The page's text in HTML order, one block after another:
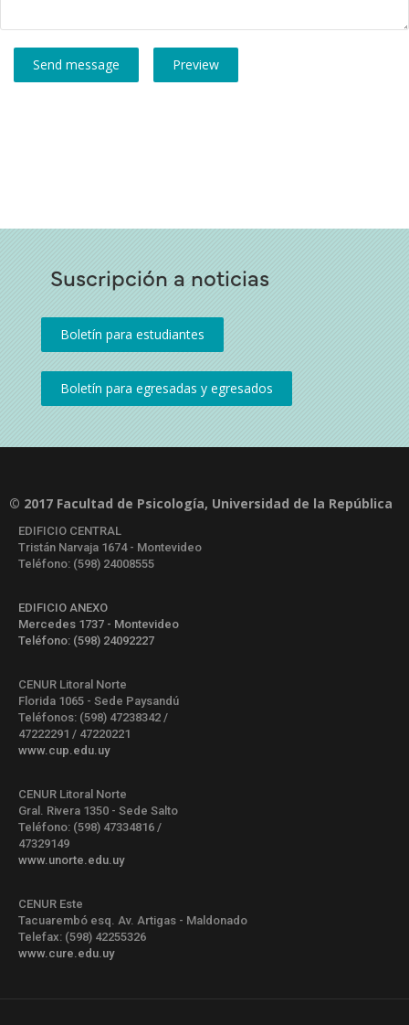
Suscripción a noticias
© 2017 Facultad de Psicología, Universidad de la República
EDIFICIO CENTRAL
Tristán Narvaja 1674 - Montevideo
Teléfono: (598) 24008555
EDIFICIO ANEXO
Mercedes 1737 - Montevideo
Teléfono: (598) 24092227
CENUR Litoral Norte
Florida 1065 - Sede Paysandú
Teléfonos: (598) 47238342 /
47222291 / 47220221
www.cup.edu.uy
CENUR Litoral Norte
Gral. Rivera 1350 - Sede Salto
Teléfono: (598) 47334816 /
47329149
www.unorte.edu.uy
CENUR Este
Tacuarembó esq. Av. Artigas - Maldonado
Telefax: (598) 42255326
www.cure.edu.uy